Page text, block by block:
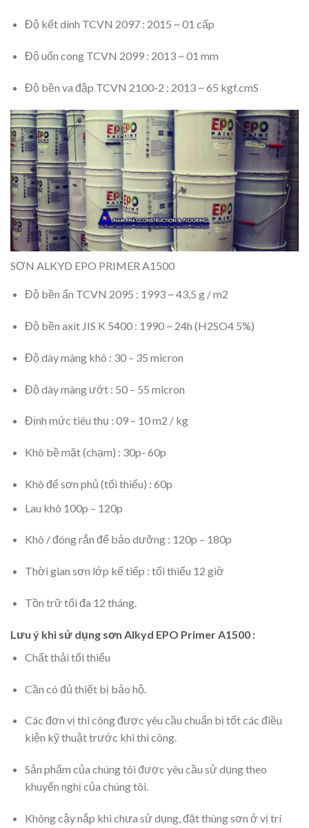
Độ kết dính TCVN 2097 : 2015 ~ 01 cấp
Độ uốn cong TCVN 2099 : 2013 ~ 01 mm
Độ bền va đập TCVN 2100-2 : 2013 ~ 65 kgf.cmS
SƠN ALKYD EPO PRIMER A1500
Độ bền ẩn TCVN 2095 : 1993 ~ 43,5 g / m2
Độ bền axit JIS K 5400 : 1990 ~ 24h (H2SO4 5%)
Độ dày màng khô : 30 – 35 micron
Độ dày màng ướt : 50 – 55 micron
Định mức tiêu thụ : 09 – 10 m2 / kg
Khô bề mặt (chạm) : 30p- 60p
Khô để sơn phủ (tối thiểu) : 60p
Lau khô 100p – 120p
Khô / đóng rắn để bảo dưỡng : 120p – 180p
Thời gian sơn lớp kế tiếp : tối thiểu 12 giờ
Tồn trữ tối đa 12 tháng.
Lưu ý khi sử dụng sơn Alkyd EPO Primer A1500 :
Chất thải tối thiểu
Cần có đủ thiết bị bảo hộ.
Các đơn vị thi công được yêu cầu chuẩn bị tốt các điều
kiện kỹ thuật trước khi thi công.
Sản phẩm của chúng tôi được yêu cầu sử dụng theo
khuyến nghị của chúng tôi.
Không cậy nắp khi chưa sử dụng, đặt thùng sơn ở vị trí